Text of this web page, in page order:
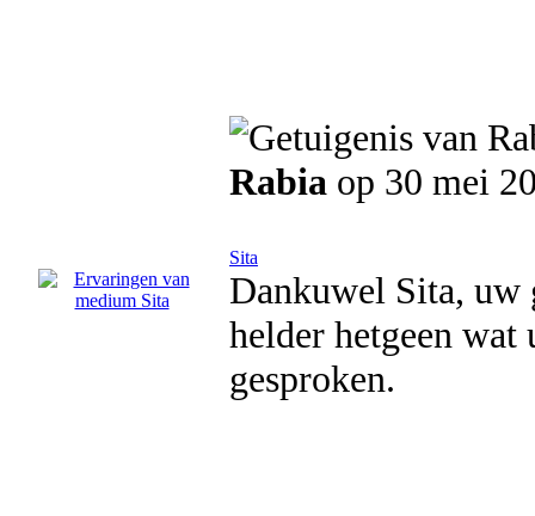
Rabia op 30 mei
Sita
Dankuwel Sita, uw
helder hetgeen
gesproken.